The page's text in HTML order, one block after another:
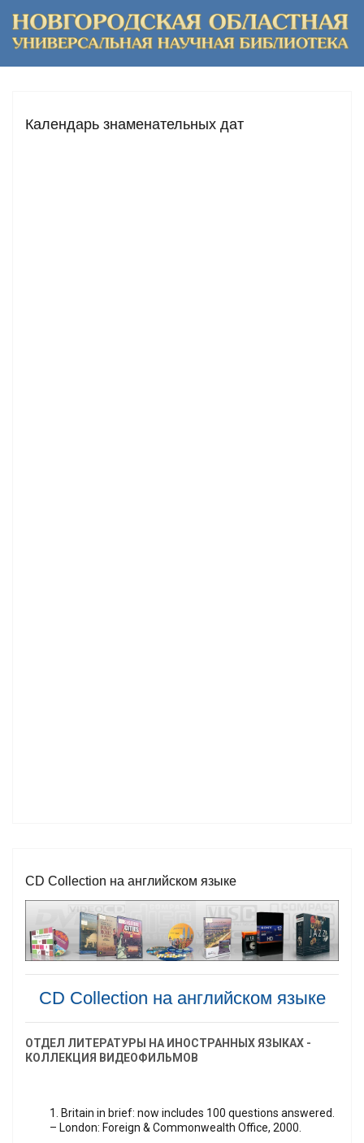
Календарь знаменательных дат
СD Collection на английском языке
СD Collection на английском языке
ОТДЕЛ ЛИТЕРАТУРЫ НА ИНОСТРАННЫХ ЯЗЫКАХ -
КОЛЛЕКЦИЯ ВИДЕОФИЛЬМОВ
1. Britain in brief: now includes 100 questions answered.
– London: Foreign & Commonwealth Office, 2000.